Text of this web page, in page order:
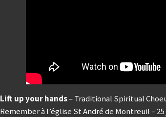
Lift up your hands– Traditional Spiritual
Remember à l’église St André de Montreuil –